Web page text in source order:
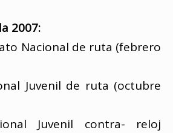
2007:
Nacional de ruta (febrero
Juvenil de ruta (octubre
Juvenil contra- reloj